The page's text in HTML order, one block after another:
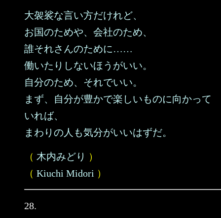
大袈裟な言い方だけれど、
お国のためや、会社のため、
誰それさんのために……
働いたりしないほうがいい。
自分のため、それでいい。
まず、自分が豊かで楽しいものに向かって
いれば、
まわりの人も気分がいいはずだ。
（ 木内みどり ）
（ Kiuchi Midori ）
28.